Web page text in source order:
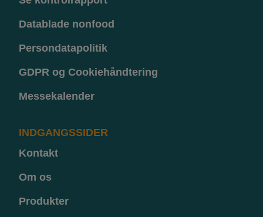
Datablade nonfood
Persondatapolitik
GDPR og Cookiehåndtering
Messekalender
INDGANGSSIDER
Kontakt
Om os
Produkter